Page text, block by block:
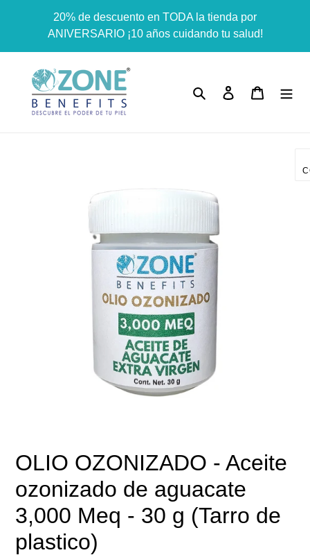
Dummy products title
Surat, Gujarat
directamente
contenido
20% de descuento en TODA la tienda por
ANIVERSARIO ¡10 años cuidando tu salud!
Buscar Ingresar Carrito
OLIO OZONIZADO - Aceite
ozonizado de aguacate
3,000 Meq - 30 g (Tarro de
plastico)